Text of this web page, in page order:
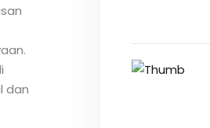
dan